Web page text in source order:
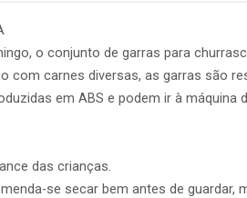
o conjunto de garras para
com carnes diversas, as garras são
em ABS e podem ir à máquina
das crianças.
se secar bem antes de guardar,